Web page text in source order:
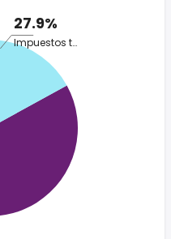
27.9%
Impuestos totales